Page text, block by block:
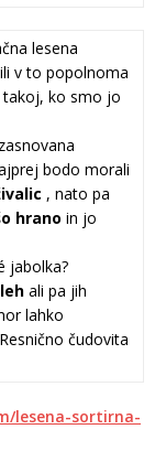
lesena
v to popolnoma
ko smo jo
bodo morali
, nato pa
hrano in jo
jabolka?
ali pa jih
lahko
čudovita
lesena-sortirna-